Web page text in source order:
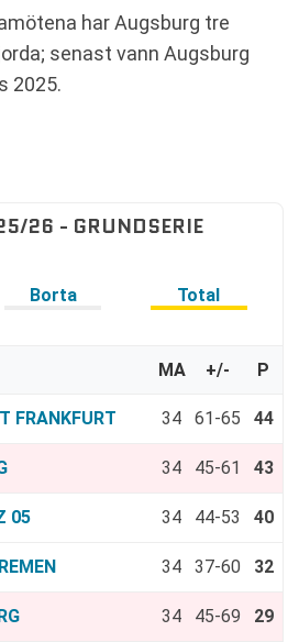
har Augsburg tre
senast vann Augsburg
2025.
26 - GRUNDSERIE
Borta Total
MA +/- P
FRANKFURT 34 61-65 44
34 45-61 43
05 34 44-53 40
34 37-60 32
34 45-69 29